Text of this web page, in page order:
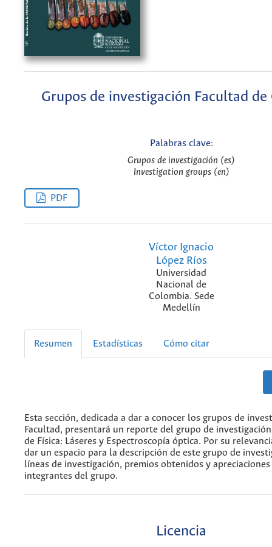
Grupos de investigación Facultad de
Palabras clave:
Grupos de investigación (es)
Investigation groups (en)
PDF
Víctor Ignacio
López Ríos
Universidad
Nacional de
Colombia. Sede
Medellín
Resumen Estadísticas Cómo citar
Esta sección, dedicada a dar a conocer los grupos de
Facultad, presentará un reporte del grupo de
de Física: Láseres y Espectroscopía óptica. Por su
dar un espacio para la descripción de este grupo de
líneas de investigación, premios obtenidos y
integrantes del grupo.
Licencia